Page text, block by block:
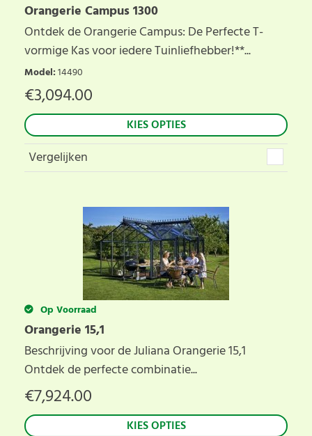
Orangerie Campus 1300
Ontdek de Orangerie Campus: De Perfecte T-
vormige Kas voor iedere Tuinliefhebber!**...
Model:14490
€3,094.00
KIES OPTIES
Vergelijken
Op Voorraad
Orangerie 15,1
Beschrijving voor de Juliana Orangerie 15,1
Ontdek de perfecte combinatie...
€7,924.00
KIES OPTIES